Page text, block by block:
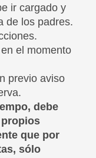
ir cargado y
de los padres.
el momento
previo aviso
debe
que por
sólo